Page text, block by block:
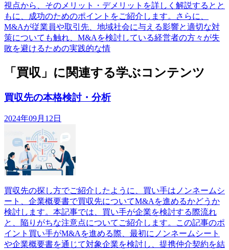
視点から、そのメリット・デメリットを詳しく解説するとと
もに、成功のためのポイントをご紹介します。さらに、
M&Aが従業員や取引先、地域社会に与える影響と適切な対
策についても触れ、M&Aを検討している経営者の方々が失
敗を避けるための実践的な情
「買収」に関連する学ぶコンテンツ
買収先の本格検討・分析
2024年09月12日
買収先の探し方でご紹介したように、買い手はノンネームシ
ート、企業概要書で買収先についてM&Aを進めるかどうか
検討します。本記事では、買い手が企業を検討する際流れ
と、陥りがちな注意点についてご紹介します。この記事のポ
イント買い手がM&Aを進める際、最初にノンネームシート
や企業概要書を通じて対象企業を検討し、提携仲介契約を結